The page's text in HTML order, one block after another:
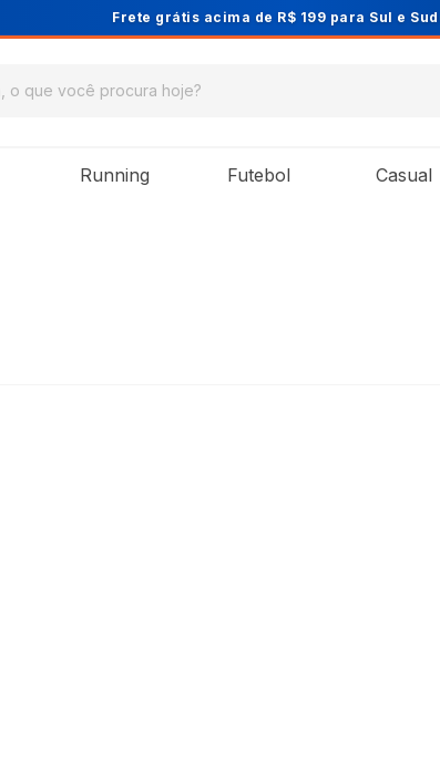
Cupom PRIMEIRA10 para 10% OFF na
Running Futebol Casual